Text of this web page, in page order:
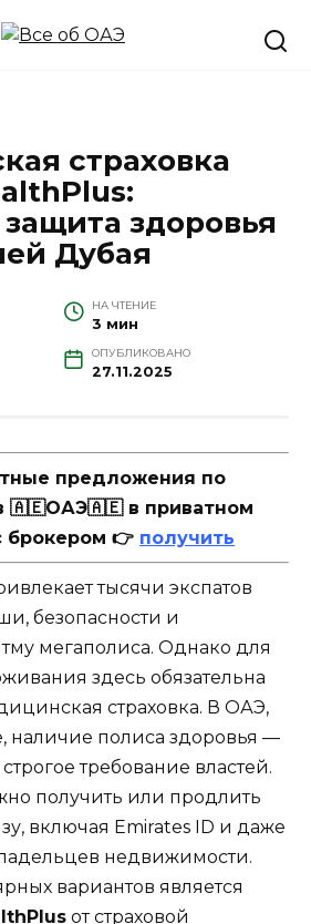
страховка
здоровья
Дубая
НА ЧТЕНИЕ
3 мин
ОПУБЛИКОВАНО
27.11.2025
предложения по
🇦🇪ОАЭ🇦🇪 в приватном
брокером 👉 получить
тысячи экспатов
безопасности и
мегаполиса. Однако для
здесь обязательна
страховка. В ОАЭ,
наличие полиса здоровья —
требование властей.
получить или продлить
включая Emirates ID и даже
недвижимости.
вариантов является
от страховой